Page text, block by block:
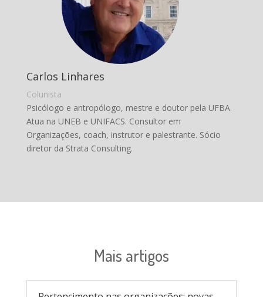
Carlos Linhares
Colunista
Psicólogo e antropólogo, mestre e doutor pela UFBA.
Atua na UNEB e UNIFACS. Consultor em
Organizações, coach, instrutor e palestrante. Sócio
diretor da Strata Consulting.
Mais artigos